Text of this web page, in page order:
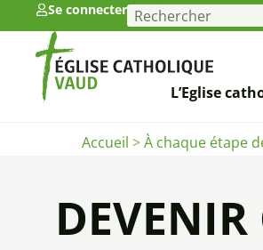
Se connecter
L’Eglise
Accueil >À chaque étape